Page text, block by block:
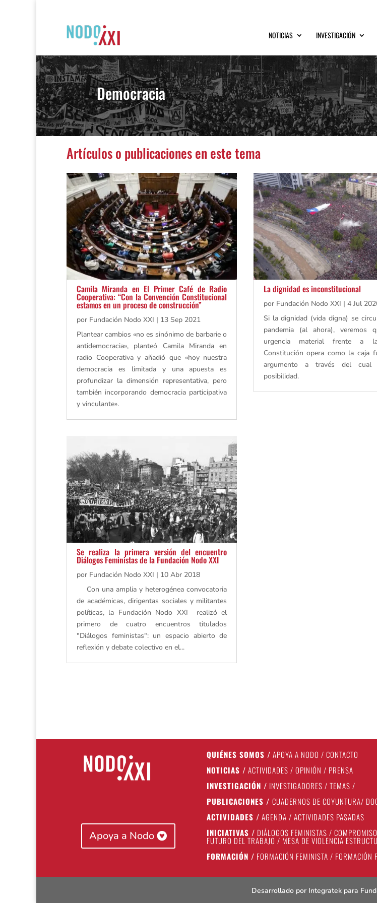
NOTICIAS INVESTIGACIÓN
Democracia
Artículos o publicaciones en este tema
Camila Miranda en El Primer Café de Radio
Cooperativa: “Con la Convención Constitucional
estamos en un proceso de construcción”
por Fundación Nodo XXI | 13 Sep 2021
Plantear cambios «no es sinónimo de barbarie o
antidemocracia», planteó Camila Miranda en
radio Cooperativa y añadió que «hoy nuestra
democracia es limitada y una apuesta es
profundizar la dimensión representativa, pero
también incorporando democracia participativa
y vinculante».
Se realiza la primera versión del encuentro
Diálogos Feministas de la Fundación Nodo XXI
por Fundación Nodo XXI | 10 Abr 2018
Con una amplia y heterogénea convocatoria
de académicas, dirigentas sociales y militantes
políticas, la Fundación Nodo XXI realizó el
primero de cuatro encuentros titulados
"Diálogos feministas": un espacio abierto de
reflexión y debate colectivo en el...
La dignidad es inconstitucional
por Fundación Nodo XXI | 4 Jul
Si la dignidad (vida digna) se
pandemia (al ahora), veremos
urgencia material frente a
Constitución opera como la caja
argumento a través del cual
posibilidad.
Apoya a Nodo
QUIÉNES SOMOS / APOYA A NODO /CONTACTO
NOTICIAS / ACTIVIDADES /OPINIÓN / PRENSA
INVESTIGACIÓN / INVESTIGADORES /TEMAS /
PUBLICACIONES /CUADERNOS DE COYUNTURA/
ACTIVIDADES / AGENDA /ACTIVIDADES PASADAS
INICIATIVAS / DIÁLOGOS FEMINISTAS /
FUTURO DEL TRABAJO / MESA DE VIOLENCIA
FORMACIÓN / FORMACIÓN FEMINISTA / FORMACIÓN
Desarrollado por Integratek para